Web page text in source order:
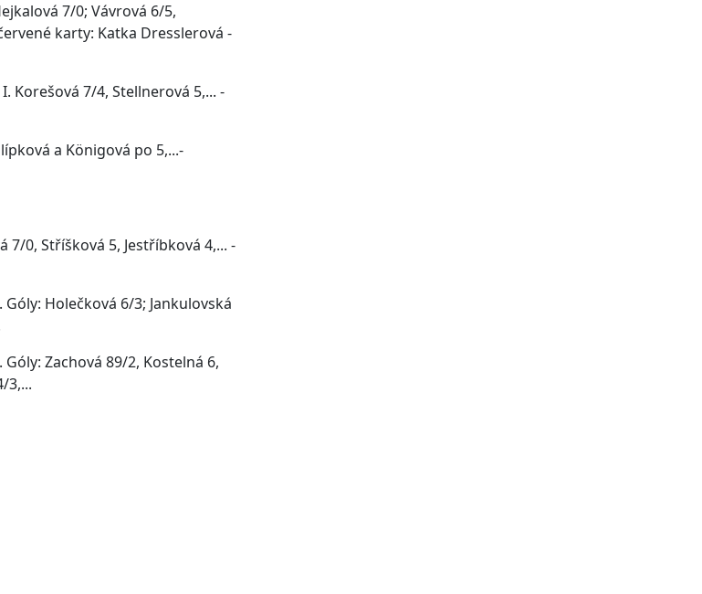
7/0; Vávrová 6/5,
karty: Katka Dresslerová -
Korešová 7/4, Stellnerová 5,... -
a Königová po 5,...-
7/0, Stříšková 5, Jestříbková 4,... -
Holečková 6/3; Jankulovská
Zachová 89/2, Kostelná 6,
3,...